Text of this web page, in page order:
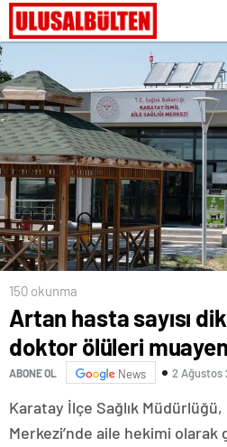
150 okunma
Artan hasta sayısı
doktor ölüleri
ABONE OL News 2 Ağustos
Karatay İlçe Sağlık Müdürlüğü,
Merkezi’nde aile hekimi